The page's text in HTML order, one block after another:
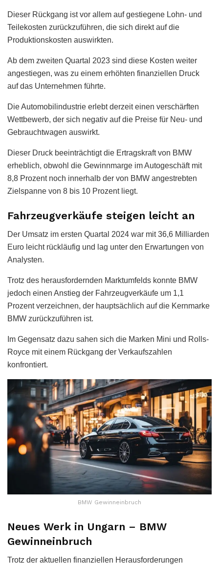
Dieser Rückgang ist vor allem auf gestiegene Lohn- und
Teilekosten zurückzuführen, die sich direkt auf die
Produktionskosten auswirkten.
Ab dem zweiten Quartal 2023 sind diese Kosten weiter
angestiegen, was zu einem erhöhten finanziellen Druck
auf das Unternehmen führte.
Die Automobilindustrie erlebt derzeit einen verschärften
Wettbewerb, der sich negativ auf die Preise für Neu- und
Gebrauchtwagen auswirkt.
Dieser Druck beeinträchtigt die Ertragskraft von BMW
erheblich, obwohl die Gewinnmarge im Autogeschäft mit
8,8 Prozent noch innerhalb der von BMW angestrebten
Zielspanne von 8 bis 10 Prozent liegt.
Fahrzeugverkäufe steigen leicht an
Der Umsatz im ersten Quartal 2024 war mit 36,6 Milliarden
Euro leicht rückläufig und lag unter den Erwartungen von
Analysten.
Trotz des herausfordernden Marktumfelds konnte BMW
jedoch einen Anstieg der Fahrzeugverkäufe um 1,1
Prozent verzeichnen, der hauptsächlich auf die Kernmarke
BMW zurückzuführen ist.
Im Gegensatz dazu sahen sich die Marken Mini und Rolls-
Royce mit einem Rückgang der Verkaufszahlen
konfrontiert.
BMW Gewinneinbruch
Neues Werk in Ungarn – BMW
Gewinneinbruch
Trotz der aktuellen finanziellen Herausforderungen